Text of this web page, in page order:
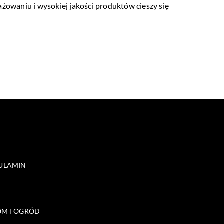
i wysokiej jakości produktów cieszy się
I OGRÓD